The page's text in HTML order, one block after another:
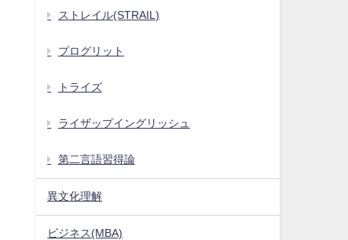
ストレイル(STRAIL)
プログリット
トライズ
ライザップイングリッシュ
第二言語習得論
異文化理解
ビジネス(MBA)